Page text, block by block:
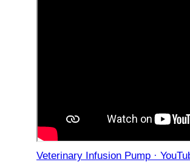
Veterinary Infusion Pump ·